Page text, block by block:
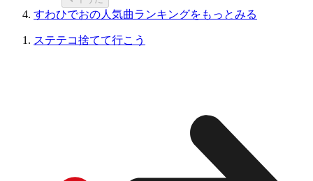
すわひでおの人気曲ランキングをもっとみる
ステテコ捨てて行こう